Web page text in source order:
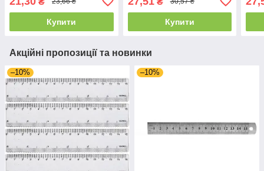
Купити Купити
Акційні пропозиції та новинки
–10% –10%